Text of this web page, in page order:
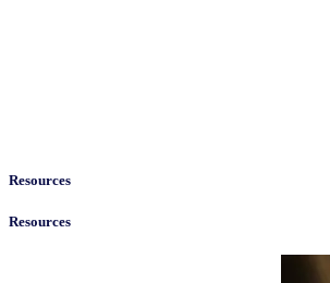
Resources
Resources